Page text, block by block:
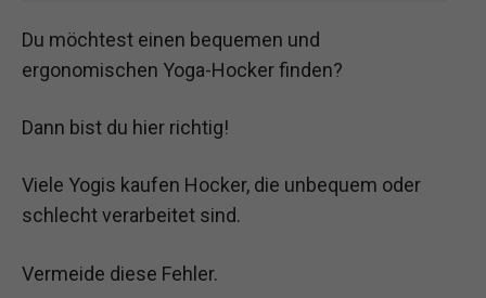
Du möchtest einen bequemen und
ergonomischen Yoga-Hocker finden?
Dann bist du hier richtig!
Viele Yogis kaufen Hocker, die unbequem oder
schlecht verarbeitet sind.
Vermeide diese Fehler.